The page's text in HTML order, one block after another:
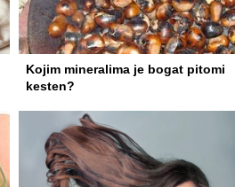
Kojim mineralima je bogat pitomi
kesten?